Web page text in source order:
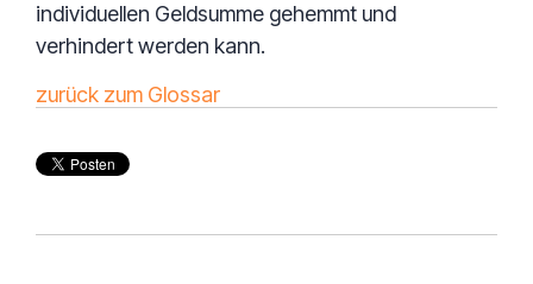
individuellen Geldsumme gehemmt und
verhindert werden kann.
zurück zum Glossar